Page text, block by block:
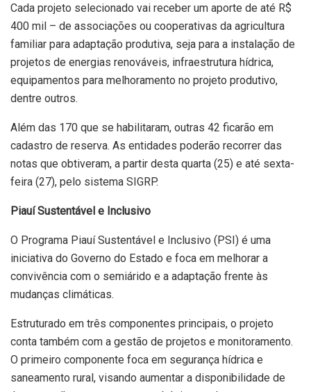
Cada projeto selecionado vai receber um aporte de até R$
400 mil – de associações ou cooperativas da agricultura
familiar para adaptação produtiva, seja para a instalação de
projetos de energias renováveis, infraestrutura hídrica,
equipamentos para melhoramento no projeto produtivo,
dentre outros.
Além das 170 que se habilitaram, outras 42 ficarão em
cadastro de reserva. As entidades poderão recorrer das
notas que obtiveram, a partir desta quarta (25) e até sexta-
feira (27), pelo sistema SIGRP.
Piauí Sustentável e Inclusivo
O Programa Piauí Sustentável e Inclusivo (PSI) é uma
iniciativa do Governo do Estado e foca em melhorar a
convivência com o semiárido e a adaptação frente às
mudanças climáticas.
Estruturado em três componentes principais, o projeto
conta também com a gestão de projetos e monitoramento.
O primeiro componente foca em segurança hídrica e
saneamento rural, visando aumentar a disponibilidade de